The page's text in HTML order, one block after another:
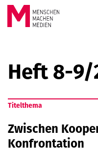
Springe zum Inhalt
MACHEN
MEDIEN
Heft 8-
Titelthema
Zwischen
Konfrontation